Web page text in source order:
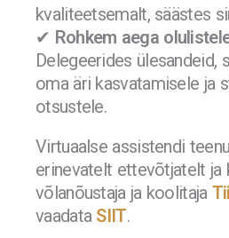
kvaliteetsemalt, säästes
✔ Rohkem aega
Delegeerides ülesandeid,
oma äri kasvatamisele ja
otsustele.
Virtuaalse assistendi
erinevatelt ettevõtjatelt ja
võlanõustaja ja koolitaja
vaadata SIIT.